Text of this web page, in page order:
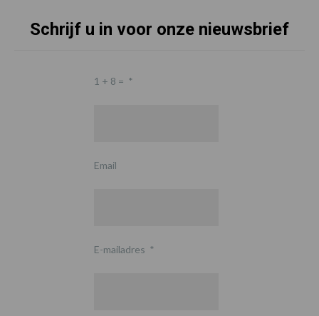
Schrijf u in voor onze nieuwsbrief
1 + 8 = *
Email
E-mailadres *